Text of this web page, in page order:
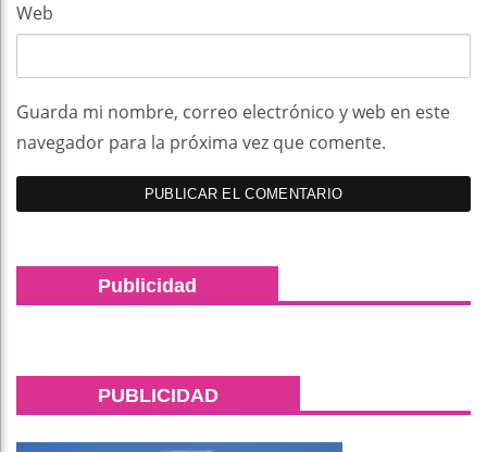
Web
Guarda mi nombre, correo electrónico y web en este
navegador para la próxima vez que comente.
Publicidad
PUBLICIDAD